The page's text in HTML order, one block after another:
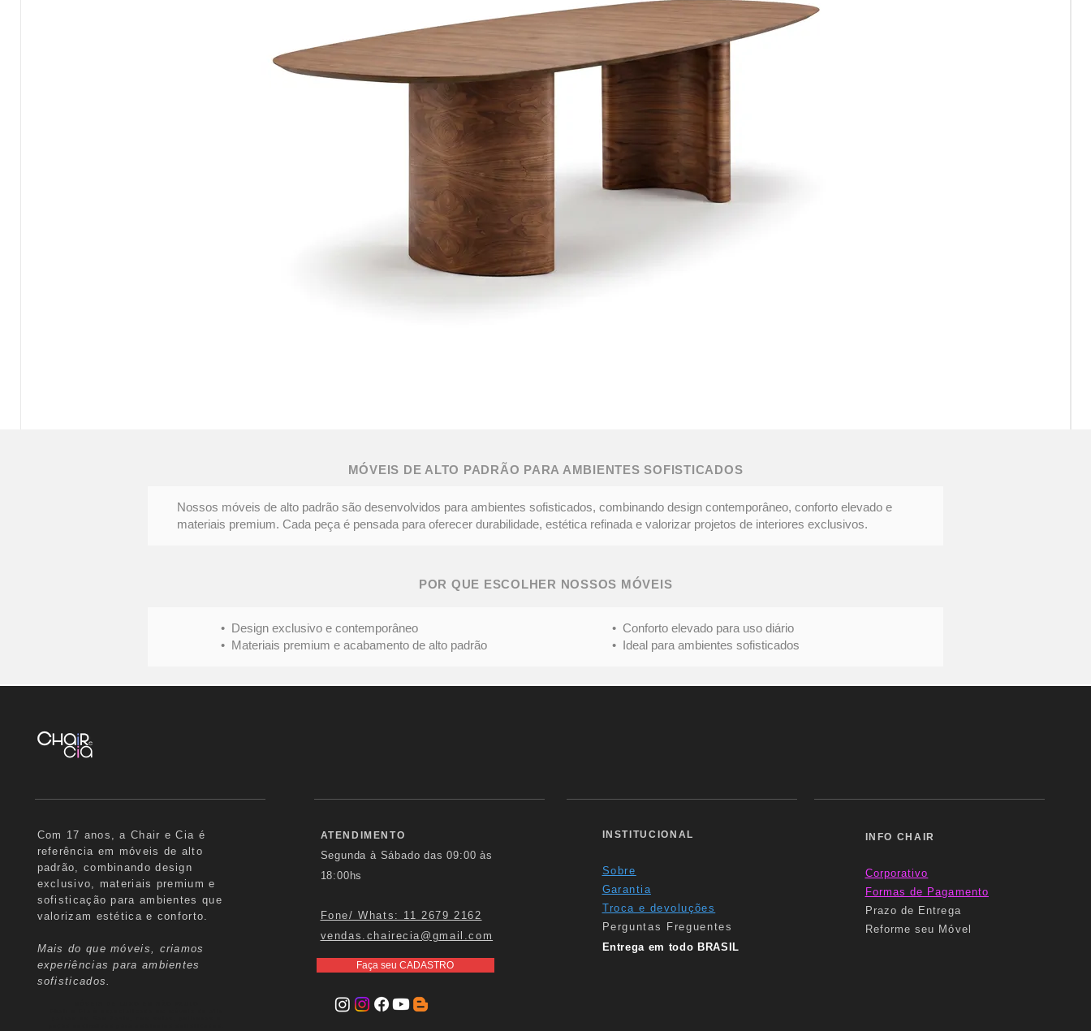
MÓVEIS DE ALTO PADRÃO PARA AMBIENTES SOFISTICADOS
Nossos móveis de alto padrão são desenvolvidos para ambientes sofisticados, combinando design contemporâneo, conforto elevado e
materiais premium. Cada peça é pensada para oferecer durabilidade, estética refinada e valorizar projetos de interiores exclusivos.
POR QUE ESCOLHER NOSSOS MÓVEIS
• Design exclusivo e contemporâneo
• Materiais premium e acabamento de alto padrão
• Conforto elevado para uso diário
• Ideal para ambientes sofisticados
Com 17 anos, a Chair e Cia é
referência em móveis de alto
padrão, combinando design
exclusivo, materiais premium e
sofisticação para ambientes que
valorizam estética e conforto.
Mais do que móveis, criamos
experiências para ambientes
sofisticados.
ATENDIMENTO
Segunda à Sábado das09:00 às
18:00hs
Fone/ Whats: 11 2679 2162
vendas.chairecia@gmail.com
Faça seu CADASTRO
INSTITUCIONAL
Sobre
Garantia
Troca e devoluções
Perguntas Freguentes
Entrega em todo BRASIL
INFO CHAIR
Corporativo
Formasde Pagamento
Prazo de Entrega
Reforme seu Móvel